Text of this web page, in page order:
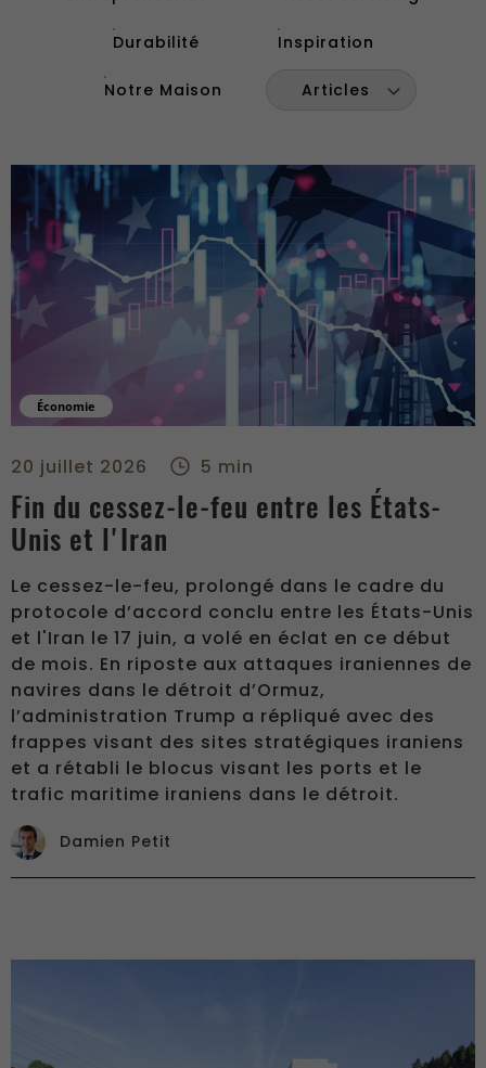
Durabilité Inspiration
Notre Maison Articles
Économie
20 juillet 2026 5 min
Fin du cessez-le-feu entre les États-
Unis et l'Iran
Le cessez-le-feu, prolongé dans le cadre du
protocole d’accord conclu entre les États-Unis
et l'Iran le 17 juin, a volé en éclat en ce début
de mois. En riposte aux attaques iraniennes de
navires dans le détroit d’Ormuz,
l’administration Trump a répliqué avec des
frappes visant des sites stratégiques iraniens
et a rétabli le blocus visant les ports et le
trafic maritime iraniens dans le détroit.
Damien Petit